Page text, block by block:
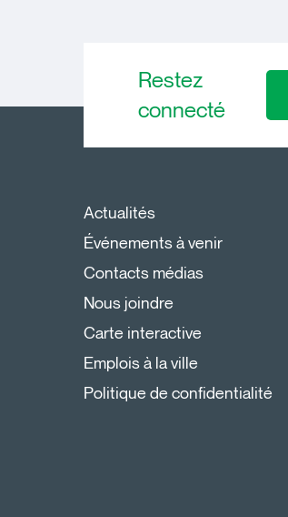
Restez
connecté
Actualités
Événements à venir
Contacts médias
Nous joindre
Carte interactive
Emplois à la ville
Politique de confidentialité